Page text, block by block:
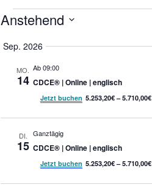
Anstehend
auswählen.
Sep. 2026
MO.
14
Ab 09:00
CDCE® | Online | englisch
Jetzt buchen 5.253,20€ – 5.710,00€
DI.
15
Ganztägig
CDCE® | Online | englisch
Jetzt buchen 5.253,20€ – 5.710,00€